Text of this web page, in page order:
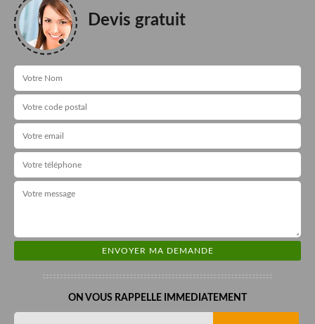
Devis gratuit
ON VOUS RAPPELLE IMMEDIATEMENT